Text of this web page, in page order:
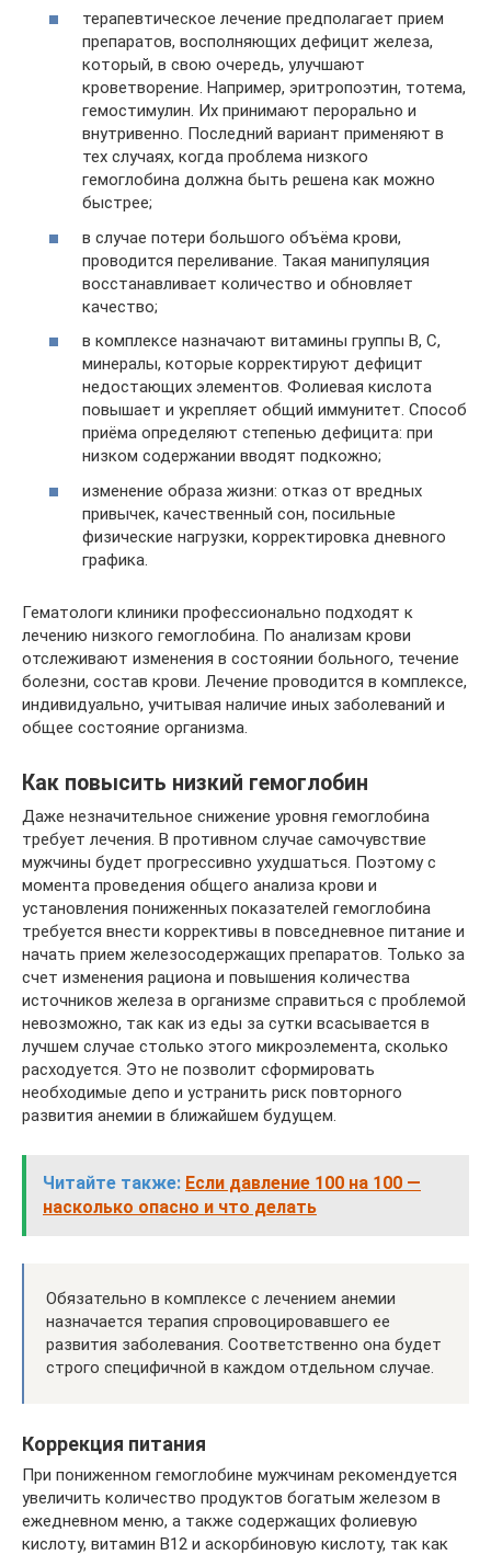
терапевтическое лечение предполагает прием
препаратов, восполняющих дефицит железа,
который, в свою очередь, улучшают
кроветворение. Например, эритропоэтин, тотема,
гемостимулин. Их принимают перорально и
внутривенно. Последний вариант применяют в
тех случаях, когда проблема низкого
гемоглобина должна быть решена как можно
быстрее;
в случае потери большого объёма крови,
проводится переливание. Такая манипуляция
восстанавливает количество и обновляет
качество;
в комплексе назначают витамины группы В, С,
минералы, которые корректируют дефицит
недостающих элементов. Фолиевая кислота
повышает и укрепляет общий иммунитет. Способ
приёма определяют степенью дефицита: при
низком содержании вводят подкожно;
изменение образа жизни: отказ от вредных
привычек, качественный сон, посильные
физические нагрузки, корректировка дневного
графика.
Гематологи клиники профессионально подходят к
лечению низкого гемоглобина. По анализам крови
отслеживают изменения в состоянии больного, течение
болезни, состав крови. Лечение проводится в комплексе,
индивидуально, учитывая наличие иных заболеваний и
общее состояние организма.
Как повысить низкий гемоглобин
Даже незначительное снижение уровня гемоглобина
требует лечения. В противном случае самочувствие
мужчины будет прогрессивно ухудшаться. Поэтому с
момента проведения общего анализа крови и
установления пониженных показателей гемоглобина
требуется внести коррективы в повседневное питание и
начать прием железосодержащих препаратов. Только за
счет изменения рациона и повышения количества
источников железа в организме справиться с проблемой
невозможно, так как из еды за сутки всасывается в
лучшем случае столько этого микроэлемента, сколько
расходуется. Это не позволит сформировать
необходимые депо и устранить риск повторного
развития анемии в ближайшем будущем.
Читайте также: Если давление 100 на 100 —
насколько опасно и что делать
Обязательно в комплексе с лечением анемии
назначается терапия спровоцировавшего ее
развития заболевания. Соответственно она будет
строго специфичной в каждом отдельном случае.
Коррекция питания
При пониженном гемоглобине мужчинам рекомендуется
увеличить количество продуктов богатым железом в
ежедневном меню, а также содержащих фолиевую
кислоту, витамин В12 и аскорбиновую кислоту, так как